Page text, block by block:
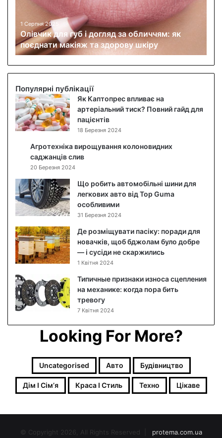
я
г
у
б
і
д
о
г
л
о
б
л
и
ч
я
м
:
я
к
п
о
д
м
1 Серпня 2025
Олівчик для губ і догляд за обличчям: як
поєднати макіяж та здорову шкіру
Популярні публікації
Як Каптопрес впливає на
артеріальний тиск? Повний гайд для
пацієнтів
18 Березня 2024
Агротехніка вирощування колоновидних
саджанців слив
20 Березня 2024
Що робить автомобільні шини для
легкових авто від Top Guma
особливими
31 Березня 2024
Де розміщувати пасіку: поради для
новачків, щоб бджолам було добре
— і сусіди не скаржились
1 Квітня 2024
Типичные признаки износа сцепления
на механике: когда пора бить
тревогу
7 Квітня 2024
Looking For More?
Uncategorised Авто Будівництво
Дім І Сімʼя Краса І Стиль Техно Цікаве
© Copyright 2026, All Rights Reserved | protema.com.ua